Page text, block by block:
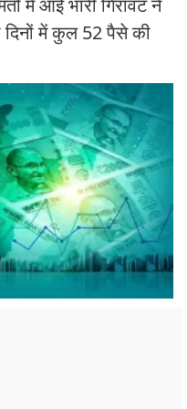
में आई भारी गिरावट ने
दिनों में कुल 52 पैसे की